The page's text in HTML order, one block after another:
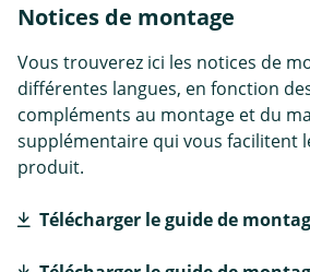
Notices de montage
Vous trouverez ici les notices de
différentes langues, en fonction
compléments au montage et du
supplémentaire qui vous facilitent
produit.
Télécharger le guide de